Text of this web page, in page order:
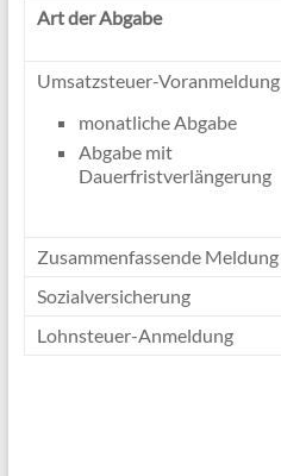
Art der Abgabe
Umsatzsteuer-Voranmeldung
monatliche Abgabe
Abgabe mit
Dauerfristverlängerung
Zusammenfassende Meldung
Sozialversicherung
Lohnsteuer-Anmeldung